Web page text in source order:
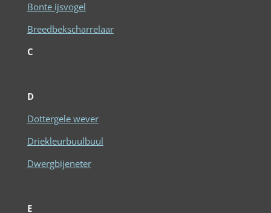
Bonte ijsvogel
Breedbekscharrelaar
C
D
Dottergele wever
Driekleurbuulbuul
Dwergbijeneter
E